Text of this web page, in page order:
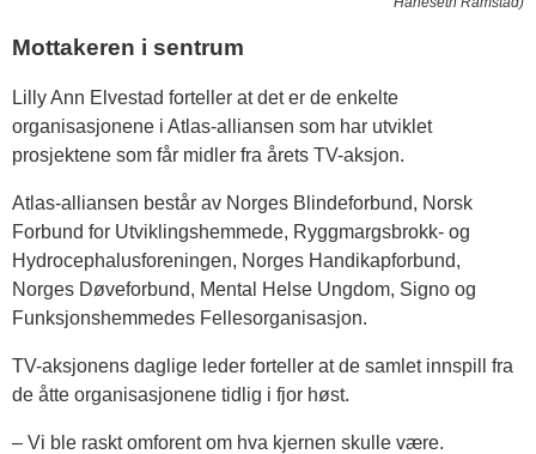
Mottakeren i sentrum
Lilly Ann Elvestad forteller at det er de enkelte
organisasjonene i Atlas-alliansen som har utviklet
prosjektene som får midler fra årets TV-aksjon.
Atlas-alliansen består av Norges Blindeforbund, Norsk
Forbund for Utviklingshemmede, Ryggmargsbrokk- og
Hydrocephalusforeningen, Norges Handikapforbund,
Norges Døveforbund, Mental Helse Ungdom, Signo og
Funksjonshemmedes Fellesorganisasjon.
TV-aksjonens daglige leder forteller at de samlet innspill fra
de åtte organisasjonene tidlig i fjor høst.
– Vi ble raskt omforent om hva kjernen skulle være.